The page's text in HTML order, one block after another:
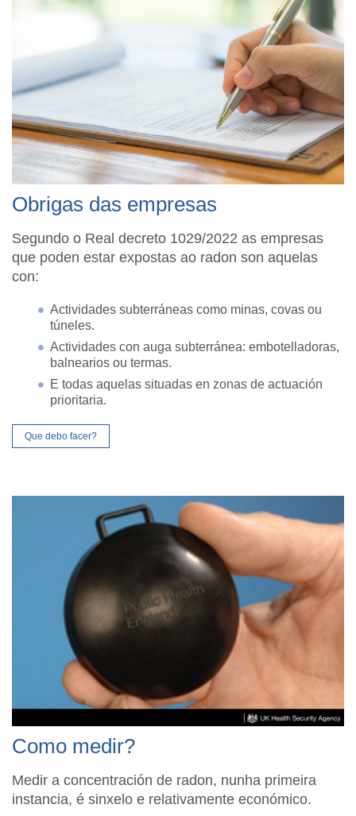
Obrigas das empresas
Segundo o Real decreto 1029/2022 as empresas
que poden estar expostas ao radon son aquelas
con:
Actividades subterráneas como minas, covas ou
túneles.
Actividades con auga subterránea: embotelladoras,
balnearios ou termas.
E todas aquelas situadas en zonas de actuación
prioritaria.
Que debo facer?
Como medir?
Medir a concentración de radon, nunha primeira
instancia, é sinxelo e relativamente económico.